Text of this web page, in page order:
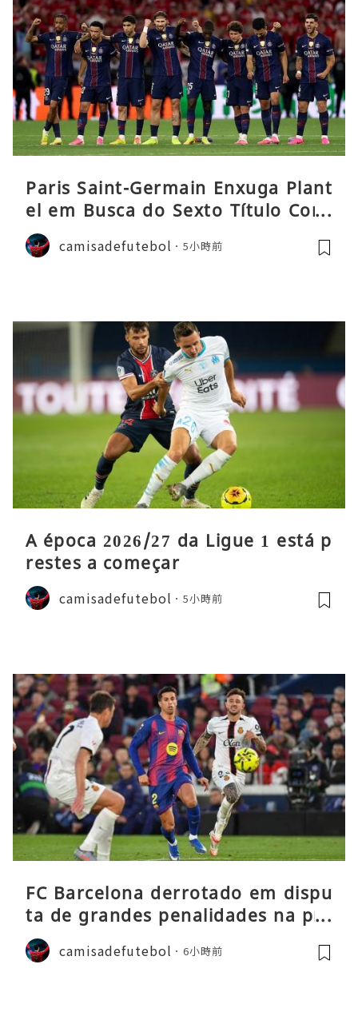
Paris Saint-Germain Enxuga Plant
el em Busca do Sexto Título Cons
ecutivo da Liga
camisadefutebol 5小時前
A época 2026/27 da Ligue 1 está p
restes a começar
camisadefutebol 5小時前
FC Barcelona derrotado em dispu
ta de grandes penalidades na pré
-época
camisadefutebol 6小時前